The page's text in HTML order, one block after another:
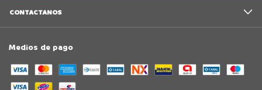
CONTACTANOS
Medios de pago